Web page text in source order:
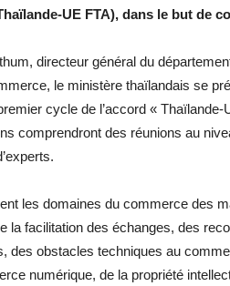
UE FTA), dans le but de
directeur général du
le ministère thaïlandais se
cycle de l’accord «
comprendront des réunions au
les domaines du commerce des
la facilitation des échanges, des
des obstacles techniques au
numérique, de la propriété